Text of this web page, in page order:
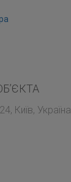
Київ, Україна